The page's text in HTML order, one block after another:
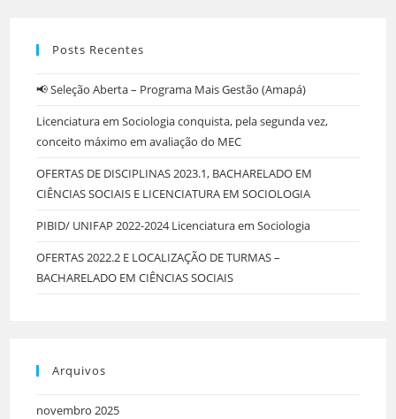
Posts Recentes
📢 Seleção Aberta – Programa Mais Gestão (Amapá)
Licenciatura em Sociologia conquista, pela segunda vez,
conceito máximo em avaliação do MEC
OFERTAS DE DISCIPLINAS 2023.1, BACHARELADO EM
CIÊNCIAS SOCIAIS E LICENCIATURA EM SOCIOLOGIA
PIBID/ UNIFAP 2022-2024 Licenciatura em Sociologia
OFERTAS 2022.2 E LOCALIZAÇÃO DE TURMAS –
BACHARELADO EM CIÊNCIAS SOCIAIS
Arquivos
novembro 2025